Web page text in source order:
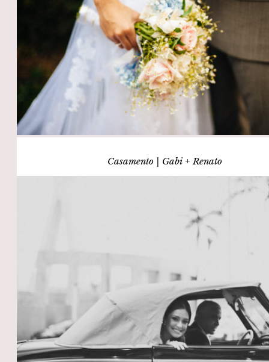
Casamento | Gabi + Renato